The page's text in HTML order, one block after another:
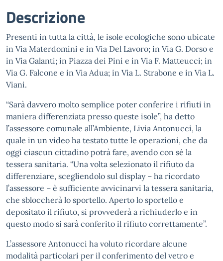
Descrizione
Presenti in tutta la città, le isole ecologiche sono ubicate
in Via Materdomini e in Via Del Lavoro; in Via G. Dorso e
in Via Galanti; in Piazza dei Pini e in Via F. Matteucci; in
Via G. Falcone e in Via Adua; in Via L. Strabone e in Via L.
Viani.
“Sarà davvero molto semplice poter conferire i rifiuti in
maniera differenziata presso queste isole”, ha detto
l’assessore comunale all’Ambiente, Livia Antonucci, la
quale in un video ha testato tutte le operazioni, che da
oggi ciascun cittadino potrà fare, avendo con sé la
tessera sanitaria. “Una volta selezionato il rifiuto da
differenziare, scegliendolo sul display – ha ricordato
l’assessore – è sufficiente avvicinarvi la tessera sanitaria,
che sbloccherà lo sportello. Aperto lo sportello e
depositato il rifiuto, si provvederà a richiuderlo e in
questo modo si sarà conferito il rifiuto correttamente”.
L’assessore Antonucci ha voluto ricordare alcune
modalità particolari per il conferimento del vetro e